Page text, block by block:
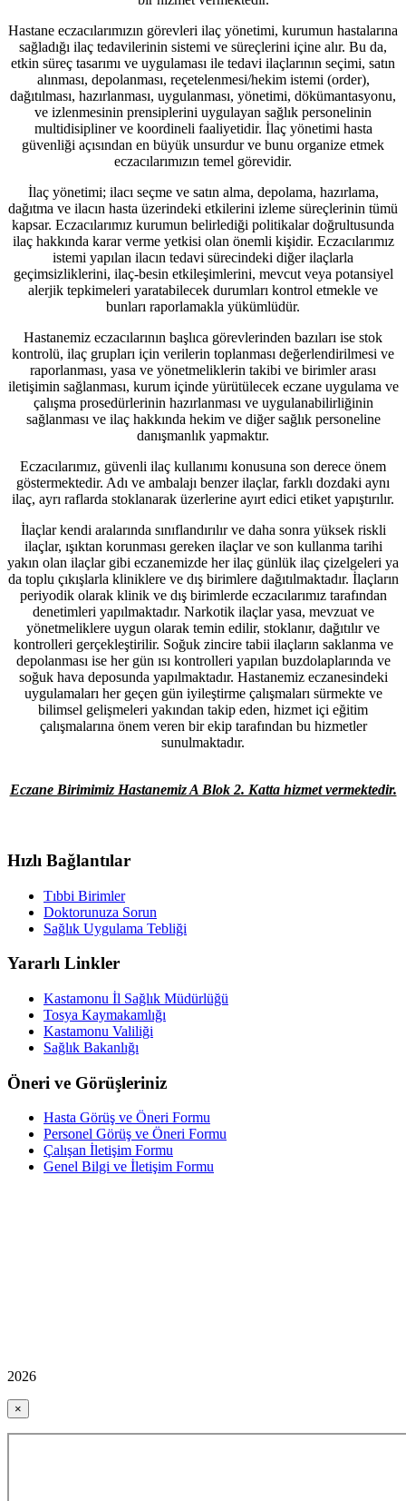
Hastane eczacılarımızın görevleri ilaç yönetimi, kurumun hastalarına
sağladığı ilaç tedavilerinin sistemi ve süreçlerini içine alır. Bu da,
etkin süreç tasarımı ve uygulaması ile tedavi ilaçlarının seçimi, satın
alınması, depolanması, reçetelenmesi/hekim istemi (order),
dağıtılması, hazırlanması, uygulanması, yönetimi, dökümantasyonu,
ve izlenmesinin prensiplerini uygulayan sağlık personelinin
multidisipliner ve koordineli faaliyetidir. İlaç yönetimi hasta
güvenliği açısından en büyük unsurdur ve bunu organize etmek
eczacılarımızın temel görevidir.
İlaç yönetimi; ilacı seçme ve satın alma, depolama, hazırlama,
dağıtma ve ilacın hasta üzerindeki etkilerini izleme süreçlerinin tümü
kapsar. Eczacılarımız kurumun belirlediği politikalar doğrultusunda
ilaç hakkında karar verme yetkisi olan önemli kişidir. Eczacılarımız
istemi yapılan ilacın tedavi sürecindeki diğer ilaçlarla
geçimsizliklerini, ilaç-besin etkileşimlerini, mevcut veya potansiyel
alerjik tepkimeleri yaratabilecek durumları kontrol etmekle ve
bunları raporlamakla yükümlüdür.
Hastanemiz eczacılarının başlıca görevlerinden bazıları ise stok
kontrolü, ilaç grupları için verilerin toplanması değerlendirilmesi ve
raporlanması, yasa ve yönetmeliklerin takibi ve birimler arası
iletişimin sağlanması, kurum içinde yürütülecek eczane uygulama ve
çalışma prosedürlerinin hazırlanması ve uygulanabilirliğinin
sağlanması ve ilaç hakkında hekim ve diğer sağlık personeline
danışmanlık yapmaktır.
Eczacılarımız, güvenli ilaç kullanımı konusuna son derece önem
göstermektedir. Adı ve ambalajı benzer ilaçlar, farklı dozdaki aynı
ilaç, ayrı raflarda stoklanarak üzerlerine ayırt edici etiket yapıştırılır.
İlaçlar kendi aralarında sınıflandırılır ve daha sonra yüksek riskli
ilaçlar, ışıktan korunması gereken ilaçlar ve son kullanma tarihi
yakın olan ilaçlar gibi eczanemizde her ilaç günlük ilaç çizelgeleri ya
da toplu çıkışlarla kliniklere ve dış birimlere dağıtılmaktadır. İlaçların
periyodik olarak klinik ve dış birimlerde eczacılarımız tarafından
denetimleri yapılmaktadır. Narkotik ilaçlar yasa, mevzuat ve
yönetmeliklere uygun olarak temin edilir, stoklanır, dağıtılır ve
kontrolleri gerçekleştirilir. Soğuk zincire tabii ilaçların saklanma ve
depolanması ise her gün ısı kontrolleri yapılan buzdolaplarında ve
soğuk hava deposunda yapılmaktadır. Hastanemiz eczanesindeki
uygulamaları her geçen gün iyileştirme çalışmaları sürmekte ve
bilimsel gelişmeleri yakından takip eden, hizmet içi eğitim
çalışmalarına önem veren bir ekip tarafından bu hizmetler
sunulmaktadır.
Eczane Birimimiz Hastanemiz A Blok 2. Katta hizmet vermektedir.
Hızlı Bağlantılar
Tıbbi Birimler
Doktorunuza Sorun
Sağlık Uygulama Tebliği
Yararlı Linkler
Kastamonu İl Sağlık Müdürlüğü
Tosya Kaymakamlığı
Kastamonu Valiliği
Sağlık Bakanlığı
Öneri ve Görüşleriniz
Hasta Görüş ve Öneri Formu
Personel Görüş ve Öneri Formu
Çalışan İletişim Formu
Genel Bilgi ve İletişim Formu
2026
×